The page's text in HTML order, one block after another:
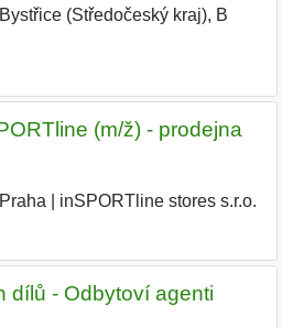
Bystřice (Středočeský kraj), B
(m/ž) - prodejna
Praha inSPORTline stores s.r.o.
dílů - Odbytoví agenti